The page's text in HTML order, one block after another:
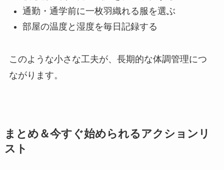
通勤・通学前に一枚羽織れる服を選ぶ
部屋の温度と湿度を毎日記録する
このような小さな工夫が、長期的な体調管理につ
ながります。
まとめ＆今すぐ始められるアクションリ
スト